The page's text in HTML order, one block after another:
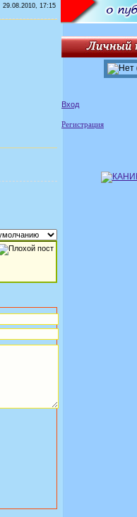
29.08.2010, 17:15
Вход
Регистрация